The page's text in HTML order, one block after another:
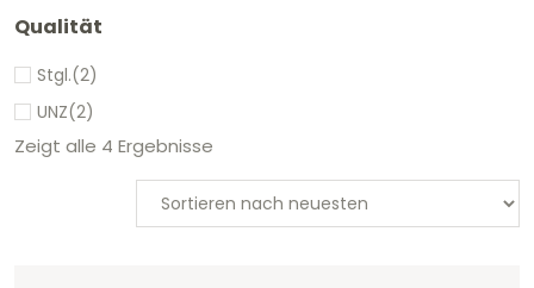
Qualität
Stgl.(2)
UNZ(2)
Zeigt alle 4 Ergebnisse